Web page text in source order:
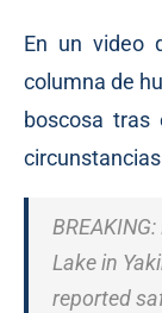
En un video
columna de
boscosa tras
Lake in
reported